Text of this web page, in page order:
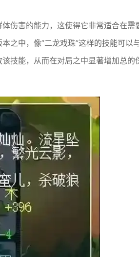
伤害的能力，这使得它非常适合在需
之中，像”二龙戏珠”这样的技能可以
技能，从而在对局之中显著增加总的